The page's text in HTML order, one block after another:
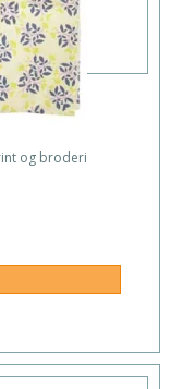
og broderi